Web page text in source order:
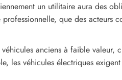
un utilitaire aura des
que des acteurs
anciens à faible valeur,
les véhicules électriques